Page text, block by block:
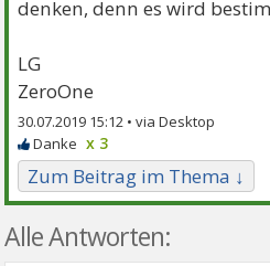
denken, denn es wird
LG
ZeroOne
30.07.2019 15:12 •
x 3
Zum Beitrag im Thema ↓
Alle Antworten: